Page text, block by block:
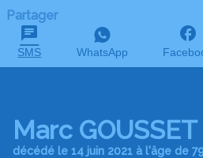
Partager
SMS WhatsApp
Marc GOUSSET
décédé le 14 juin 2021 à l'âge de